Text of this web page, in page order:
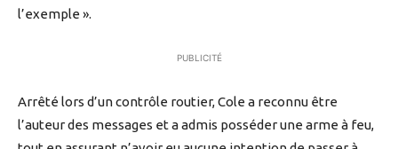
l’exemple ».
PUBLICITÉ
Arrêté lors d’un contrôle routier, Cole a reconnu être
l’auteur des messages et a admis posséder une arme à feu,